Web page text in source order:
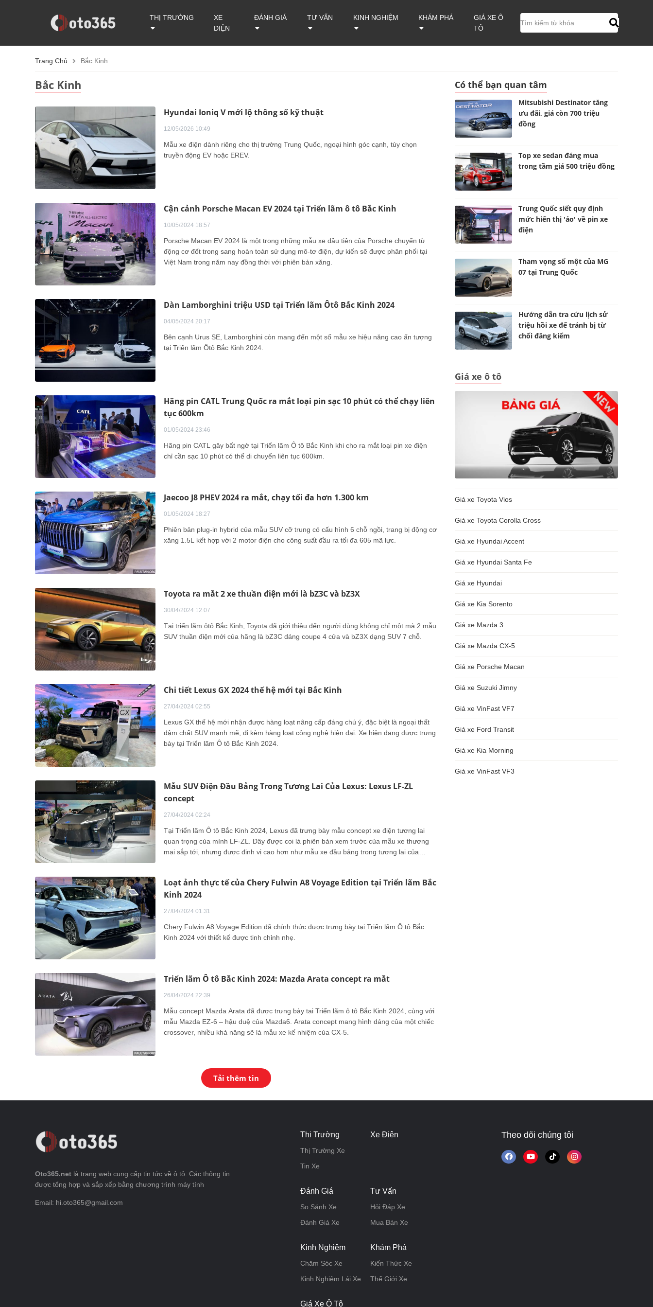
THỊ TRƯỜNG
XE
ĐIỆN
ĐÁNH GIÁ TƯ VẤN KINH NGHIỆM KHÁM PHÁ
GIÁ XE Ô
TÔ
Trang Chủ Bắc Kinh
Bắc Kinh
Hyundai Ioniq V mới lộ thông số kỹ thuật
12/05/2026 10:49
Mẫu xe điện dành riêng cho thị trường Trung Quốc, ngoại hình góc cạnh, tùy chọn
truyền động EV hoặc EREV.
Cận cảnh Porsche Macan EV 2024 tại Triển lãm ô tô Bắc Kinh
10/05/2024 18:57
Porsche Macan EV 2024 là một trong những mẫu xe đầu tiên của Porsche chuyển từ
động cơ đốt trong sang hoàn toàn sử dụng mô-tơ điện, dự kiến sẽ được phân phối tại
Việt Nam trong năm nay đồng thời với phiên bản xăng.
Dàn Lamborghini triệu USD tại Triển lãm Ôtô Bắc Kinh 2024
04/05/2024 20:17
Bên cạnh Urus SE, Lamborghini còn mang đến một số mẫu xe hiệu năng cao ấn tượng
tại Triển lãm Ôtô Bắc Kinh 2024.
Hãng pin CATL Trung Quốc ra mắt loại pin sạc 10 phút có thể chạy liên
tục 600km
01/05/2024 23:46
Hãng pin CATL gây bất ngờ tại Triển lãm Ô tô Bắc Kinh khi cho ra mắt loại pin xe điện
chỉ cần sạc 10 phút có thể di chuyển liên tục 600km.
Jaecoo J8 PHEV 2024 ra mắt, chạy tối đa hơn 1.300 km
01/05/2024 18:27
Phiên bản plug-in hybrid của mẫu SUV cỡ trung có cấu hình 6 chỗ ngồi, trang bị động cơ
xăng 1.5L kết hợp với 2 motor điện cho công suất đầu ra tối đa 605 mã lực.
Toyota ra mắt 2 xe thuần điện mới là bZ3C và bZ3X
30/04/2024 12:07
Tại triển lãm ôtô Bắc Kinh, Toyota đã giới thiệu đến người dùng không chỉ một mà 2 mẫu
SUV thuần điện mới của hãng là bZ3C dáng coupe 4 cửa và bZ3X dạng SUV 7 chỗ.
Chi tiết Lexus GX 2024 thế hệ mới tại Bắc Kinh
27/04/2024 02:55
Lexus GX thế hệ mới nhận được hàng loạt nâng cấp đáng chú ý, đặc biệt là ngoại thất
đậm chất SUV mạnh mẽ, đi kèm hàng loạt công nghệ hiện đại. Xe hiện đang được trưng
bày tại Triển lãm Ô tô Bắc Kinh 2024.
Mẫu SUV Điện Đầu Bảng Trong Tương Lai Của Lexus: Lexus LF-ZL
concept
27/04/2024 02:24
Tại Triển lãm Ô tô Bắc Kinh 2024, Lexus đã trưng bày mẫu concept xe điện tương lai
quan trọng của mình LF-ZL. Đây được coi là phiên bản xem trước của mẫu xe thương
mại sắp tới, nhưng được định vị cao hơn như mẫu xe đầu bảng trong tương lai của
Loạt ảnh thực tế của Chery Fulwin A8 Voyage Edition tại Triển lãm Bắc
Kinh 2024
27/04/2024 01:31
Chery Fulwin A8 Voyage Edition đã chính thức được trưng bày tại Triển lãm Ô tô Bắc
Kinh 2024 với thiết kế được tinh chỉnh nhẹ.
Triển lãm Ô tô Bắc Kinh 2024: Mazda Arata concept ra mắt
26/04/2024 22:39
Mẫu concept Mazda Arata đã được trưng bày tại Triển lãm ô tô Bắc Kinh 2024, cùng với
mẫu Mazda EZ-6 – hậu duệ của Mazda6. Arata concept mang hình dáng của một chiếc
crossover, nhiều khả năng sẽ là mẫu xe kế nhiệm của CX-5.
Tải thêm tin
Có thể bạn quan tâm
Mitsubishi Destinator tăng
ưu đãi, giá còn 700 triệu
đồng
Top xe sedan đáng mua
trong tầm giá 500 triệu đồng
Trung Quốc siết quy định
mức hiển thị 'ảo' về pin xe
điện
Tham vọng số một của MG
07 tại Trung Quốc
Hướng dẫn tra cứu lịch sử
triệu hồi xe để tránh bị từ
chối đăng kiểm
Giá xe ô tô
Giá xe Toyota Vios
Giá xe Toyota Corolla Cross
Giá xe Hyundai Accent
Giá xe Hyundai Santa Fe
Giá xe Hyundai
Giá xe Kia Sorento
Giá xe Mazda 3
Giá xe Mazda CX-5
Giá xe Porsche Macan
Giá xe Suzuki Jimny
Giá xe VinFast VF7
Giá xe Ford Transit
Giá xe Kia Morning
Giá xe VinFast VF3
Oto365.net là trang web cung cấp tin tức về ô tô. Các thông tin
được tổng hợp và sắp xếp bằng chương trình máy tính
Email: hi.oto365@gmail.com
Thị Trường
Thị Trường Xe
Tin Xe
Xe Điện
Đánh Giá
So Sánh Xe
Đánh Giá Xe
Tư Vấn
Hỏi Đáp Xe
Mua Bán Xe
Kinh Nghiệm
Chăm Sóc Xe
Kinh Nghiệm Lái Xe
Khám Phá
Kiến Thức Xe
Thế Giới Xe
Giá Xe Ô Tô
Theo dõi chúng tôi